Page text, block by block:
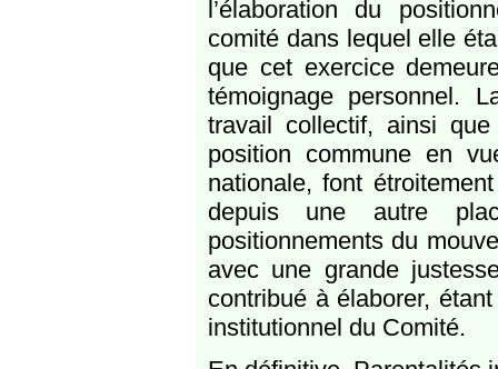
l’élaboration du
comité dans lequel elle
que cet exercice
témoignage personnel.
travail collectif, ainsi que
position commune en
nationale, font
depuis une autre
positionnements du
avec une grande
contribué à élaborer,
institutionnel du Comité.